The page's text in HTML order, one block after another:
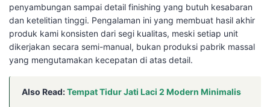
penyambungan sampai detail finishing yang butuh kesabaran
dan ketelitian tinggi. Pengalaman ini yang membuat hasil akhir
produk kami konsisten dari segi kualitas, meski setiap unit
dikerjakan secara semi-manual, bukan produksi pabrik massal
yang mengutamakan kecepatan di atas detail.
Also Read:Tempat Tidur Jati Laci 2 Modern Minimalis